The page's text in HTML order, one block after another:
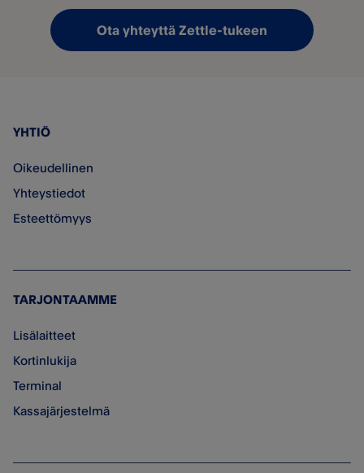
Ota yhteyttä Zettle-tukeen
YHTIÖ
Oikeudellinen
Yhteystiedot
Esteettömyys
TARJONTAAMME
Lisälaitteet
Kortinlukija
Terminal
Kassajärjestelmä